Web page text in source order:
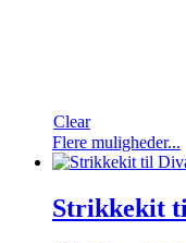
Clear
Flere muligheder...
Strikkekit